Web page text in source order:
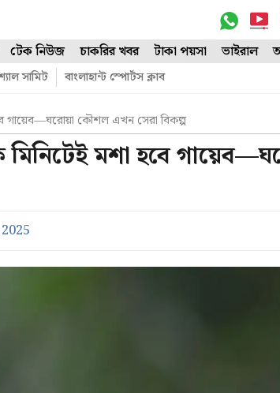
টেক নিউজ চাকরির খবর টাকা পয়সা ভাইরাল
সামিট বাংলাহান্ট স্পোর্টস ক্লাব
গায়েব—ঘরোয়া কৌশল এখন সেরা বিকল্প
মশা হবে